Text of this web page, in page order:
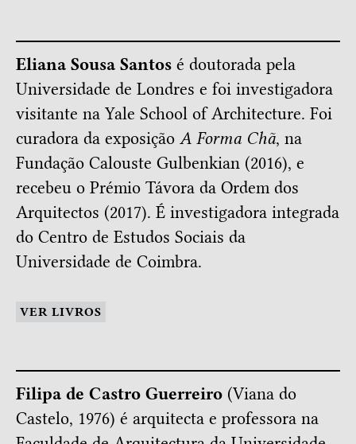
Eliana Sousa Santos é doutorada pela
Universidade de Londres e foi investigadora
visitante na Yale School of Architecture. Foi
curadora da exposição A Forma Chã, na
Fundação Calouste Gulbenkian (2016), e
recebeu o Prémio Távora da Ordem dos
Arquitectos (2017). É investigadora integrada
do Centro de Estudos Sociais da
Universidade de Coimbra.
VER LIVROS
Filipa de Castro Guerreiro (Viana do
Castelo, 1976) é arquitecta e professora na